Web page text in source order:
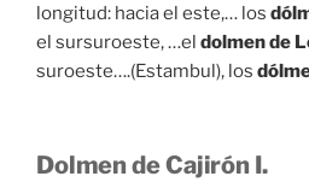
longitud: hacia el este,… los
el sursuroeste, …el dolmen de
suroeste….(Estambul), los
Dolmen de Cajirón I.